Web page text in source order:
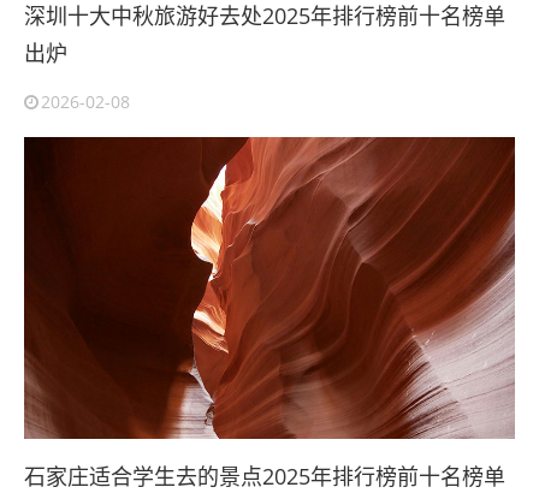
深圳十大中秋旅游好去处2025年排行榜前十名榜单
出炉
2026-02-08
石家庄适合学生去的景点2025年排行榜前十名榜单